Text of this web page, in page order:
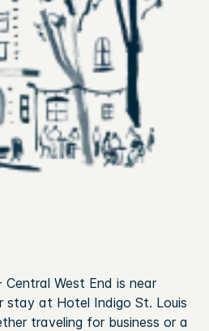
West End is near
stay at Hotel Indigo St. Louis
traveling for business or a